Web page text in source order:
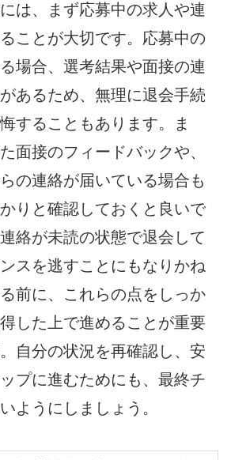
は、まず応募中の求人や連
ことが大切です。応募中の
場合、選考結果や面接の連
あるため、無理に退会手続
することもあります。ま
面接のフィードバックや、
の連絡が届いている場合も
りと確認しておくと良いで
絡が未読の状態で退会して
スを逃すことにもなりかね
前に、これらの点をしっか
した上で進めることが重要
自分の状況を再確認し、安
プに進むためにも、最終チ
ようにしましょう。